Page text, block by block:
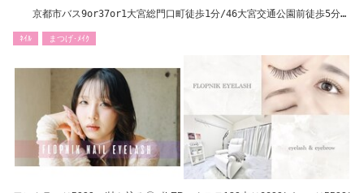
京都市バス9or37or1大宮総門口町徒歩1分/46大宮交通公園前徒歩5分
ﾈｲﾙ まつげ･ﾒｲｸ